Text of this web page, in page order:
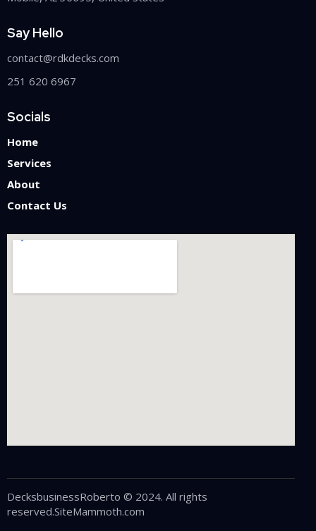
Say Hello
contact@rdkdecks.com
251 620 6967
Socials
Home
Services
About
Contact Us
DecksbusinessRoberto © 2024. All rights
reserved.SiteMammoth.com